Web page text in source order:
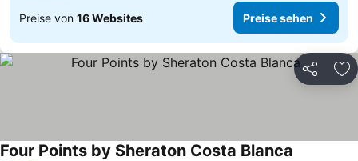
Preise von 16 Websites Preise sehen
Teilen
Four Points by Sheraton Costa Blanca